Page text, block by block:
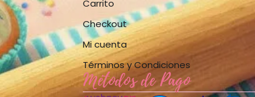
Carrito
Checkout
Mi cuenta
Términos y Condiciones
Métodos de Pago